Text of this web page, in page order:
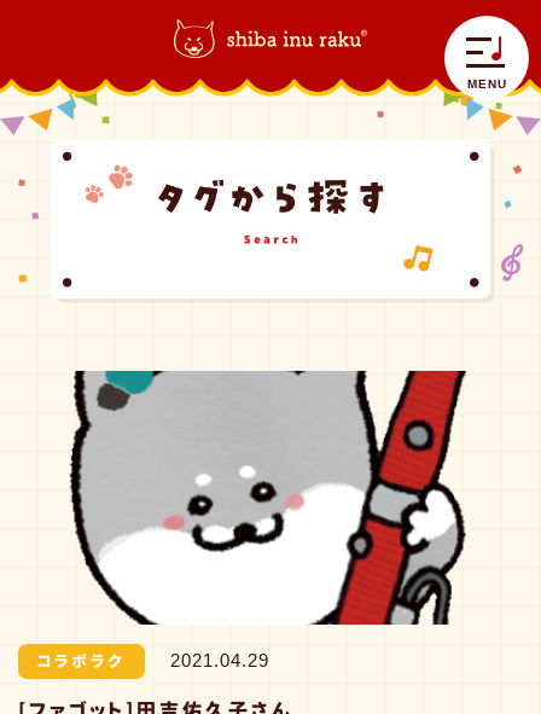
自己紹介
コラボラク
グッズ情報
おしらせ
MENU
柴犬ラク｜shiba inu raku >ファゴット
コラボラク 2021.04.29